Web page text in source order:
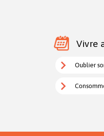
Vivre
Oublier